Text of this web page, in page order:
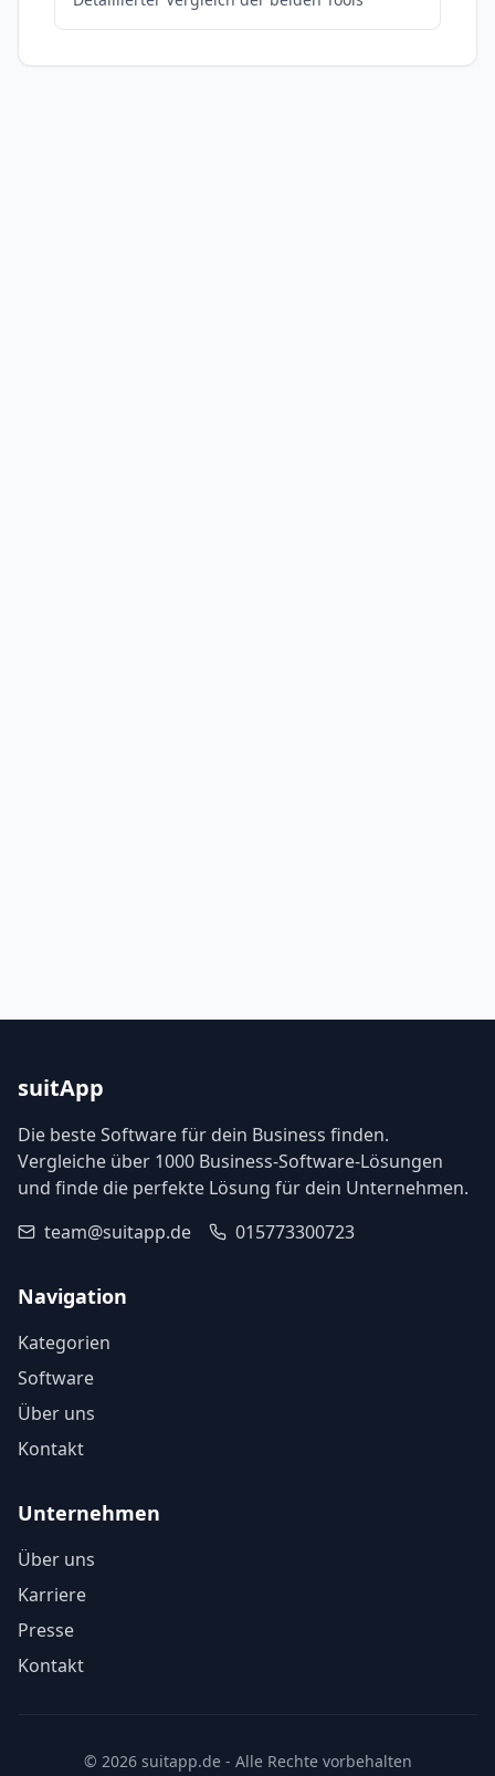
suitApp
Die beste Software für dein Business finden.
Vergleiche über 1000 Business-Software-Lösungen
und finde die perfekte Lösung für dein Unternehmen.
team@suitapp.de
015773300723
Navigation
Kategorien
Software
Über uns
Kontakt
Unternehmen
Über uns
Karriere
Presse
Kontakt
© 2026 suitapp.de - Alle Rechte vorbehalten